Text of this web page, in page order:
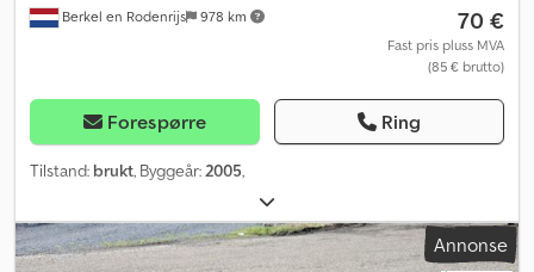
Berkel en Rodenrijs 978 km 70 €
Fast pris pluss MVA
(85 € brutto)
Forespørre Ring
Tilstand: brukt, Byggeår:2005,
Annonse